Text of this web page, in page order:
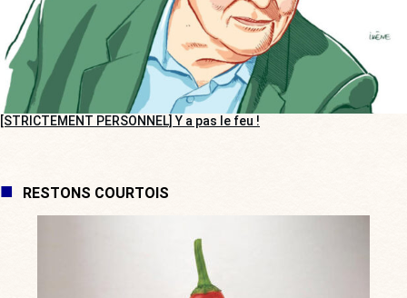
[STRICTEMENT PERSONNEL] Y a pas le feu !
RESTONS COURTOIS